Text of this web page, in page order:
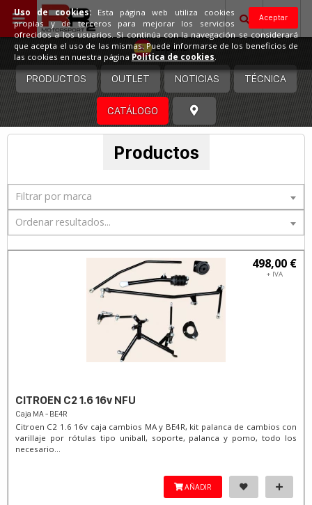
España
PRODUCTOS OUTLET NOTICIAS TÉCNICA
CATÁLOGO
Productos
Filtrar por marca
Ordenar resultados...
498,00 €
+ IVA
CITROEN C2 1.6 16v NFU
Caja MA - BE4R
Citroen C2 1.6 16v caja cambios MA y BE4R, kit palanca de cambios con
varillaje por rótulas tipo uniball, soporte, palanca y pomo, todo los
necesario...
AÑADIR
Aceptar
Uso de cookies:Esta página web utiliza cookies
propias y de terceros para mejorar los servicios
ofrecidos a los usuarios. Si continúa con la navegación se considerará
que acepta el uso de las mismas. Puede informarse de los beneficios de
las cookies en nuestra página Política de cookies.